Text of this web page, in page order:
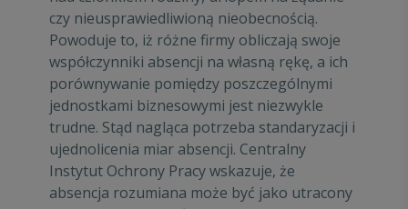
czy nieusprawiedliwioną nieobecnością.
Powoduje to, iż różne firmy obliczają swoje
współczynniki absencji na własną rękę, a ich
porównywanie pomiędzy poszczególnymi
jednostkami biznesowymi jest niezwykle
trudne. Stąd nagląca potrzeba standaryzacji i
ujednolicenia miar absencji. Centralny
Instytut Ochrony Pracy wskazuje, że
absencja rozumiana może być jako utracony